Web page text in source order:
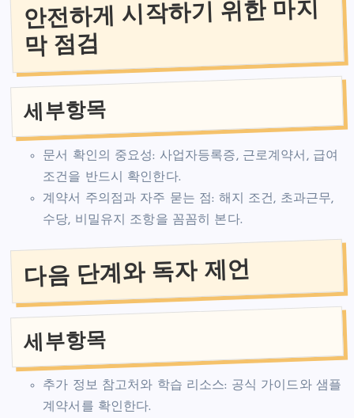
안전하게 시작하기 위한 마지
막 점검
세부항목
문서 확인의 중요성: 사업자등록증, 근로계약서, 급여
조건을 반드시 확인한다.
계약서 주의점과 자주 묻는 점: 해지 조건, 초과근무,
수당, 비밀유지 조항을 꼼꼼히 본다.
다음 단계와 독자 제언
세부항목
추가 정보 참고처와 학습 리소스: 공식 가이드와 샘플
계약서를 확인한다.